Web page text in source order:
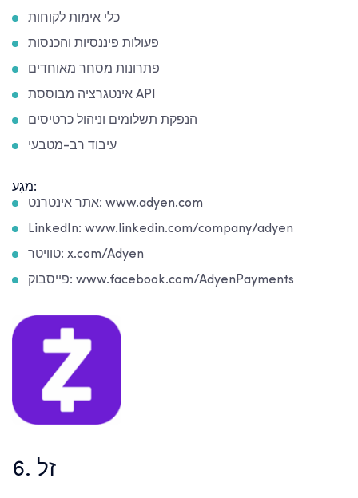
כלי אימות לקוחות
פעולות פיננסיות והכנסות
פתרונות מסחר מאוחדים
אינטגרציה מבוססת API
הנפקת תשלומים וניהול כרטיסים
עיבוד רב-מטבעי
מַגָע:
אתר אינטרנט: www.adyen.com
LinkedIn: www.linkedin.com/company/adyen
טוויטר: x.com/Adyen
פייסבוק: www.facebook.com/AdyenPayments
6. זל